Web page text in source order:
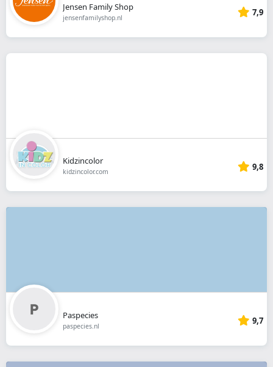
Jensen Family Shop
jensenfamilyshop.nl 7,9
Kidzincolor
kidzincolor.com 9,8
Paspecies
paspecies.nl 9,7